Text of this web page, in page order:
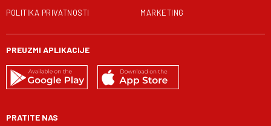
POLITIKA PRIVATNOSTI MARKETING
PREUZMI APLIKACIJE
PRATITE NAS